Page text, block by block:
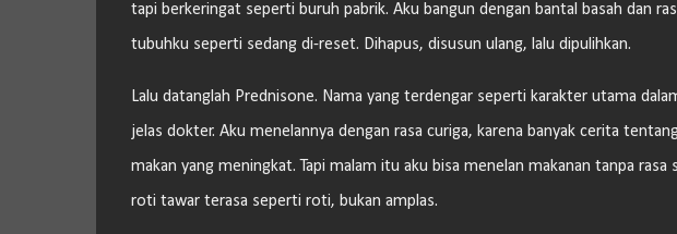
tapi berkeringat seperti buruh pabrik. Aku bangun dengan bantal basah dan
tubuhku seperti sedang di-reset. Dihapus, disusun ulang, lalu dipulihkan.
Lalu datanglah Prednisone. Nama yang terdengar seperti karakter utama
jelas dokter. Aku menelannya dengan rasa curiga, karena banyak cerita
makan yang meningkat. Tapi malam itu aku bisa menelan makanan tanpa
roti tawar terasa seperti roti, bukan amplas.